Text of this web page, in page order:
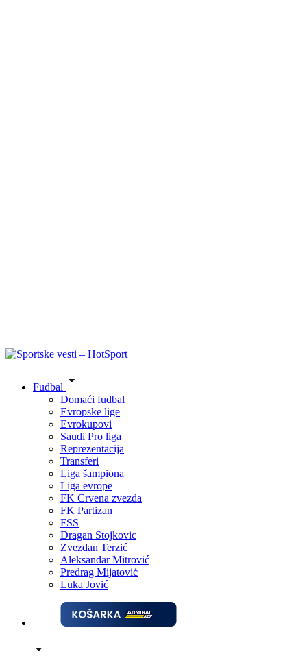
Fudbal
Domaći fudbal
Evropske lige
Evrokupovi
Saudi Pro liga
Reprezentacija
Transferi
Liga šampiona
Liga evrope
FK Crvena zvezda
FK Partizan
FSS
Dragan Stojkovic
Zvezdan Terzić
Aleksandar Mitrović
Predrag Mijatović
Luka Jović